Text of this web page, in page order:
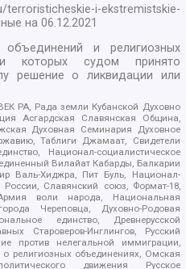
terroristicheskie-i-ekstremistskie-
на06.12.2021
и религиозных
которых судом принято
решение о ликвидации или
РА, Рада земли Кубанской Духовно
Асгардская Славянская Община,
Духовная Семинария Духовное
Таблиги Джамаат, Свидетели
Национал-социалистическое
Вилайат Кабарды, Балкарии
Валь-Хиджра, Пит Буль, Национал-
Славянский союз, Формат-18,
воли народа, Национальная
Череповца, Духовно-Родовая
единство, Древнерусской
Староверов-Инглингов, Русский
против нелегальной иммиграции,
религиозных объединениях, Омская
движения Русское